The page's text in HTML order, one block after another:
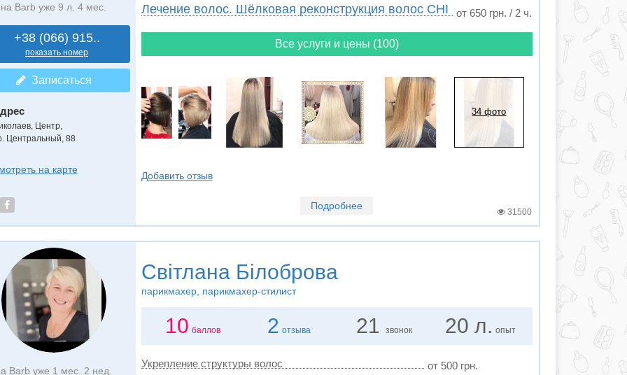
на Barb уже 9 л. 4 мес.
+38 (066) 915..
показать номер
Записаться
Центр,
Центральный, 88
на карте
Лечение волос. Шёлковая реконструкция волос CHI от 650 грн. / 2 ч.
Все услуги и цены (100)
34 фото
Добавить отзыв
Подробнее
31500
Barb уже 1 мес. 2 нед.
Світлана Білоброва
парикмахер, парикмахер-стилист
10 баллов 2 отзыва 21звонок 20 л. опыт
Укрепление структуры волос от 500 грн.